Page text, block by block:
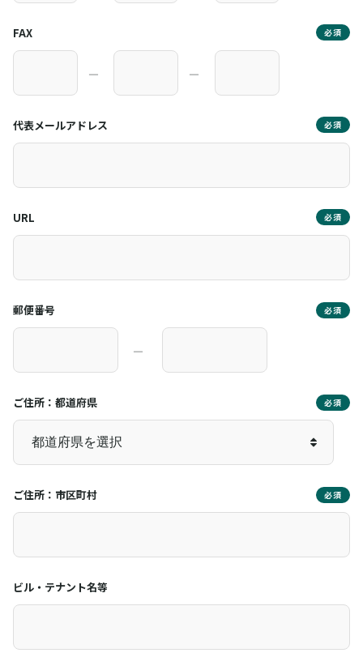
FAX 必須
― ―
代表メールアドレス 必須
URL 必須
郵便番号 必須
―
ご住所：都道府県 必須
ご住所：市区町村 必須
ビル・テナント名等